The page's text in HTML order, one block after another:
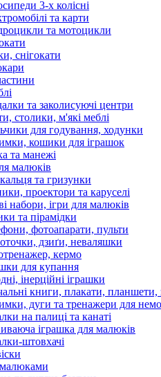
3-х колісні
та карти
та мотоцикли
снігокати
та заколисуючі центри
столики, м'які меблі
для годування, ходунки
кошики для іграшок
та манежі
малюків
та гризунки
проектори та каруселі
набори, ігри для малюків
та пірамідки
фотоапарати, пульти
дзиґи, неваляшки
кермо
для купання
інерційні іграшки
книги, плакати,
дуги та тренажери для
на палиці та канаті
іграшка для малюків
штовхачі
малюками